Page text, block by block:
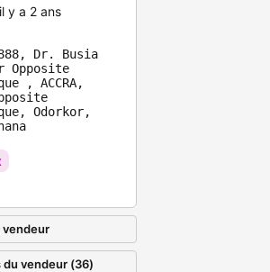
y a 2 ans
Dr. Busia
Opposite
, ACCRA,
Odorkor,
vendeur
vendeur (36)